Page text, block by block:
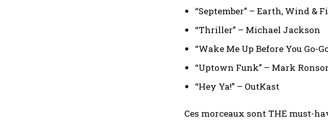
“September” – Earth, Wind &
“Thriller” – Michael Jackson
“Wake Me Up Before You Go-
“Uptown Funk” – Mark
“Hey Ya!” – OutKast
Ces morceaux sont THE must-